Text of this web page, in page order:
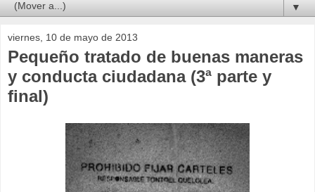
▼
viernes, 10 de mayo de 2013
Pequeño tratado de buenas maneras
y conducta ciudadana (3ª parte y
final)